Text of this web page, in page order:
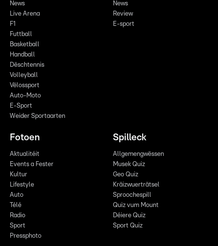
News
Live Arena
F1
Futtball
Basketball
Handball
Dëschtennis
Volleyball
Vëlossport
Auto-Moto
E-Sport
Weider Sportaarten
News
Review
E-sport
Fotoen
Aktualitéit
Events a Fester
Kultur
Lifestyle
Auto
Télé
Radio
Sport
Pressphoto
Spilleck
Allgemengwëssen
Musek Quiz
Geo Quiz
Kräizwuerträtsel
Sproochespill
Quiz vum Mount
Déiere Quiz
Sport Quiz